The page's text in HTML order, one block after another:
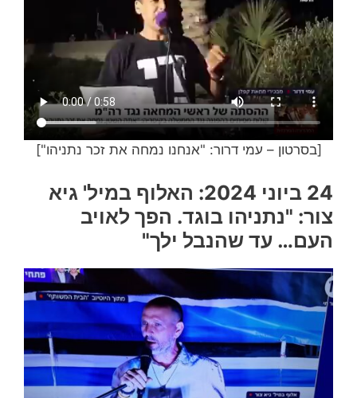
[בסרטון – עמי דרור: "אנחנו נמחה את זכר נתניהו"]
24 ביוני 2024: האלוף במיל' גיא
צור: "נתניהו בוגד. הפך לאויב
העם… עד שהנבל ילך"